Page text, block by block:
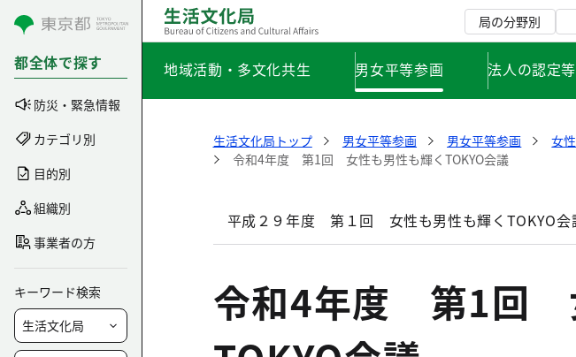
コンテンツにスキップ
都全体で探す
防災・緊急情報
カテゴリ別
目的別
組織別
事業者の方
キーワード検索
局の分野別
地域活動・多文化共生 男女平等参画 法人の認定等
生活文化局トップ 男女平等参画 男女平等参画 女
令和4年度 第1回 女性も男性も輝くTOKYO会議
平成２９年度 第１回 女性も男性も輝くTOKYO会
令和4年度 第1回